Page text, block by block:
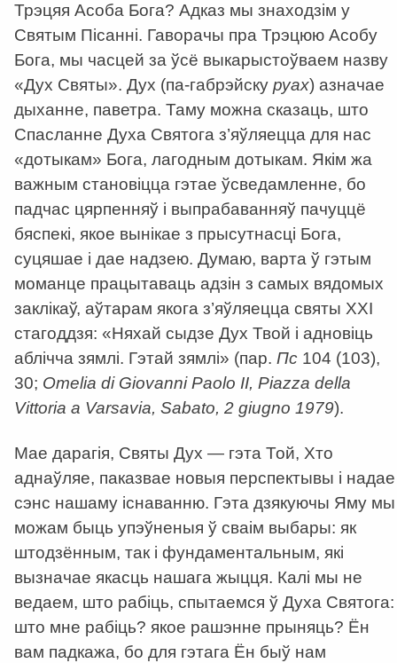
Трэцяя Асоба Бога? Адказ мы знаходзім у
Святым Пісанні. Гаворачы пра Трэцюю Асобу
Бога, мы часцей за ўсё выкарыстоўваем назву
«Дух Святы». Дух (па-габрэйску руах) азначае
дыханне, паветра. Таму можна сказаць, што
Спасланне Духа Святога з’яўляецца для нас
«дотыкам» Бога, лагодным дотыкам. Якім жа
важным становіцца гэтае ўсведамленне, бо
падчас цярпенняў і выпрабаванняў пачуццё
бяспекі, якое вынікае з прысутнасці Бога,
суцяшае і дае надзею. Думаю, варта ў гэтым
моманце працытаваць адзін з самых вядомых
заклікаў, аўтарам якога з’яўляецца святы ХХІ
стагоддзя: «Няхай сыдзе Дух Твой і адновіць
аблічча зямлі. Гэтай зямлі» (пар. Пс 104 (103),
30; Omelia di Giovanni Paolo II, Piazza della
Vittoria a Varsavia, Sabato, 2 giugno 1979).
Мае дарагія, Святы Дух — гэта Той, Хто
аднаўляе, паказвае новыя перспектывы і надае
сэнс нашаму існаванню. Гэта дзякуючы Яму мы
можам быць упэўненыя ў сваім выбары: як
штодзённым, так і фундаментальным, які
вызначае якасць нашага жыцця. Калі мы не
ведаем, што рабіць, спытаемся ў Духа Святога:
што мне рабіць? якое рашэнне прыняць? Ён
вам падкажа, бо для гэтага Ён быў нам